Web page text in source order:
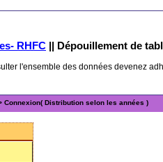
RHFC || Dépouillement de
l'ensemble des données devenez
Connexion( Distribution selon les années )